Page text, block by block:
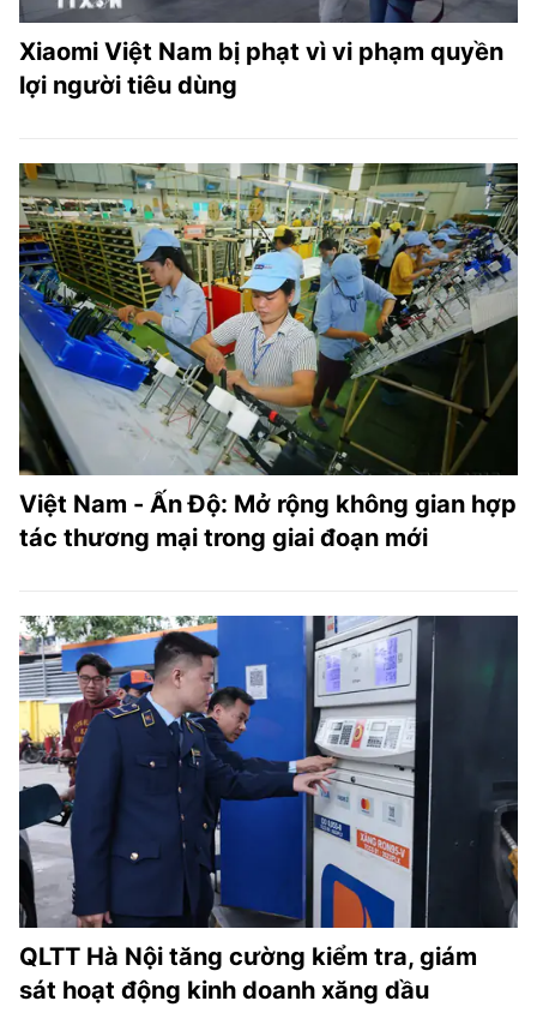
Xiaomi Việt Nam bị phạt vì vi phạm quyền
lợi người tiêu dùng
Việt Nam - Ấn Độ: Mở rộng không gian hợp
tác thương mại trong giai đoạn mới
QLTT Hà Nội tăng cường kiểm tra, giám
sát hoạt động kinh doanh xăng dầu